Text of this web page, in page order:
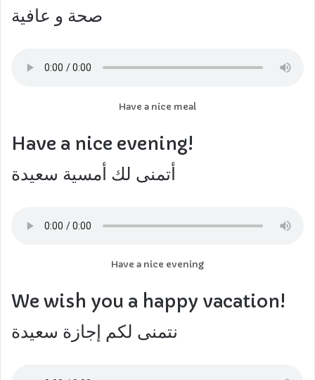
صحة و عافية
Have a nice meal
Have a nice evening!
أتمنى لك أمسية سعيدة
Have a nice evening
We wish you a happy vacation!
نتمنى لكم إجازة سعيدة